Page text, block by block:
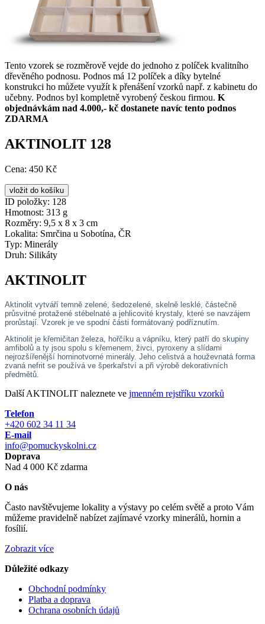
Tento vzorek se rozměrově vejde do jednoho z políček kvalitního
dřevěného podnosu. Podnos má 12 políček a díky bytelné
konstrukci ho můžete využít k přenášení vzorků např. z kabinetu do
učebny. Podnos byl kompletně vyrobený českou firmou. K
objednávkám nad 4.000,- kč dostanete navíc tento podnos
ZDARMA
AKTINOLIT 128
Cena: 450 Kč
ID položky: 128
Hmotnost: 313 g
Rozměry: 9,5 x 8 x 3 cm
Lokalita: Smrčina u Sobotína, ČR
Typ: Minerály
Druh: Silikáty
AKTINOLIT
Aktinolit vytváří temně zelené, šedozelené, skelně lesklé, částečně
průsvitné protažené stébelnaté a jehlicovité krystaly, které se navzájem
prorůstají. Vzorek je ve spodní části formátovaný podříznutím.
Aktinolit je křemičitan železa, hořčíku a vápníku, který patří do skupiny
amfibolů a ty jsou spolu s křemenem, živci, pyroxeny a slídami
nejrozšířenější horninotvorné minerály. Jeho celistvá a houževnatá forma
zvaná nefrit se používá ve šperkařství a při výrobě dekorativních
předmětů.
Další AKTINOLIT naleznete ve jmenném rejstříku vzorků
Telefon
+420 602 34 11 34
E-mail
info@pomuckyskolni.cz
Doprava
Nad 4 000 Kč zdarma
O nás
Často navštěvujeme lokality a výstavy po celém světě a proto Vám
můžeme pravidelně nabízet zajímavé vzorky minerálů, hornin a
fosílií.
Zobrazit více
Důležité odkazy
Obchodní podmínky
Platba a doprava
Ochrana osobních údajů